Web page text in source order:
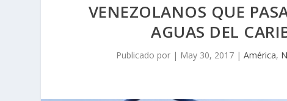
VENEZOLANOS QUE
AGUAS DEL
Publicado por | May 30, 2017| América,